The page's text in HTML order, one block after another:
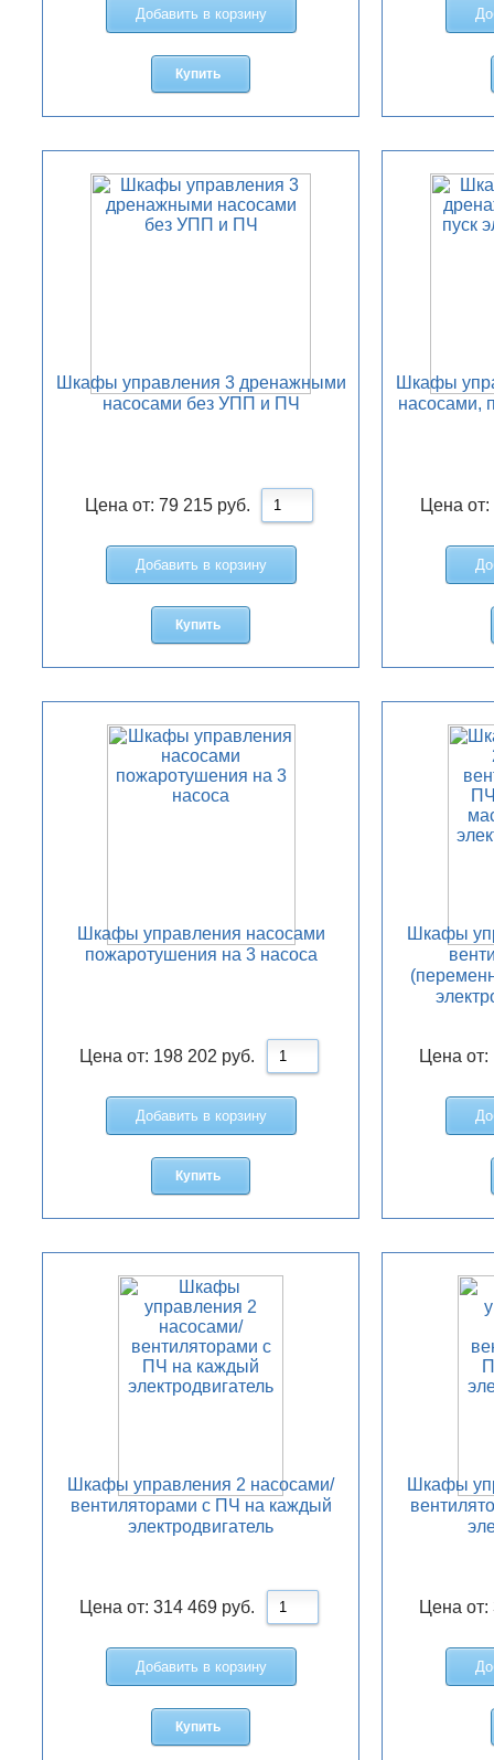
Добавить в корзину
Купить
Шкафы управления 3 дренажными
насосами без УПП и ПЧ
Цена от: 79 215 руб.
Добавить в корзину
Купить
Шкафы
насосами,
Цена от:
Шкафы управления насосами
пожаротушения на 3 насоса
Цена от: 198 202 руб.
Добавить в корзину
Купить
Шкафы
Цена от:
Шкафы управления 2 насосами/
вентиляторами с ПЧ на каждый
электродвигатель
Цена от:314 469 руб.
Добавить в корзину
Купить
Шкафы
Цена от: